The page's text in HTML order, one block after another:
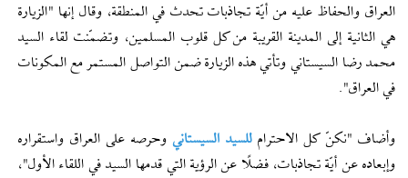
العراق والحفاظ عليه من أيّة تجاذبات تحدث في المنطقة، وقال إنها "الزيارة
هي الثانية إلى المدينة القريبة من كل قلوب المسلمين، وتضمّنت لقاء السيد
محمد رضا السيستاني وتأتي هذه الزيارة ضمن التواصل المستمر مع المكونات
في العراق".
وأضاف "نكنّ كل الاحترام للسيد السيستانيوحرصه على العراق واستقراره
وإبعاده عن أيّة تجاذبات، فضلًا عن الرؤية التي قدمها السيد في اللقاء الأول"،